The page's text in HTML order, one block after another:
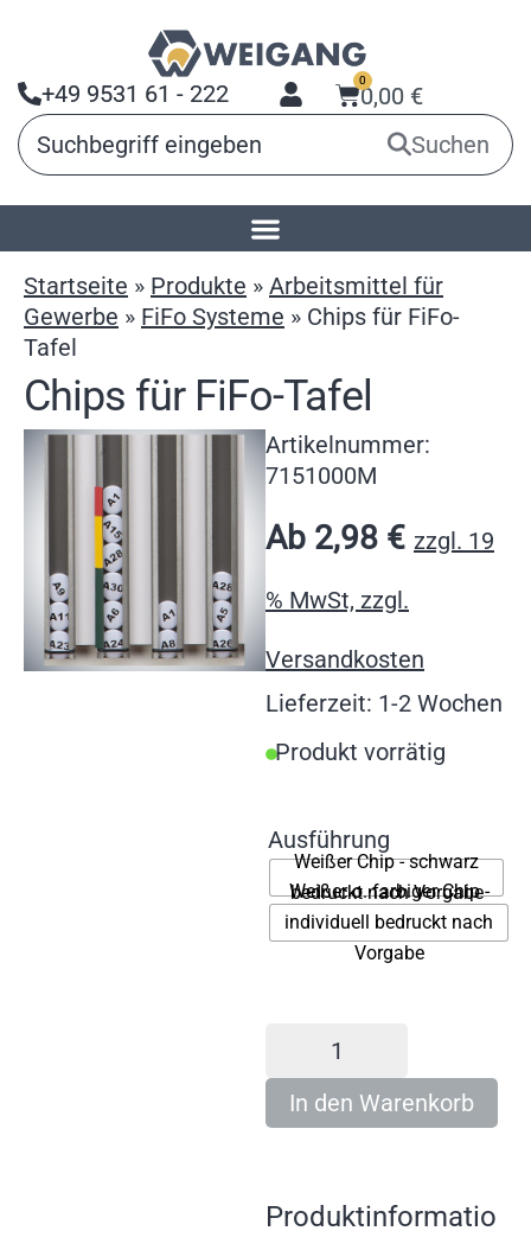
+49 9531 61 - 222 0,00 €
0
Suchen
Startseite » Produkte » Arbeitsmittel für
Gewerbe » FiFo Systeme » Chips für FiFo-
Tafel
Chips für FiFo-Tafel
Artikelnummer:
7151000M
Ab 2,98 € zzgl. 19
% MwSt, zzgl.
Versandkosten
Lieferzeit: 1-2 Wochen
Produkt vorrätig
Ausführung
Weißer Chip - schwarz
bedruckt nach Vorgabe
Weißer o. farbiger Chip -
individuell bedruckt nach
Vorgabe
In den Warenkorb
Produktinformatio